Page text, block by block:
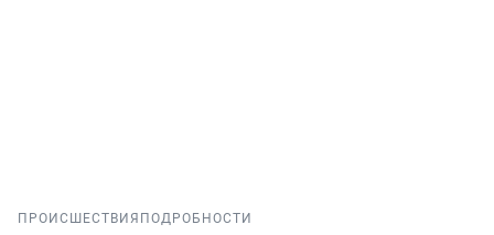
ПРОИСШЕСТВИЯ ПОДРОБНОСТИ